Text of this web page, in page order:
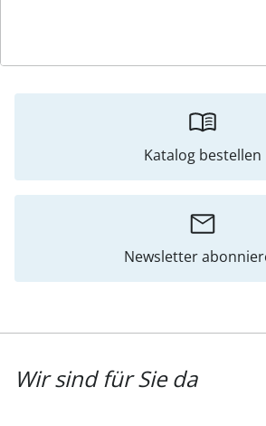
Katalog bestellen
Newsletter
Wir sind für Sie da